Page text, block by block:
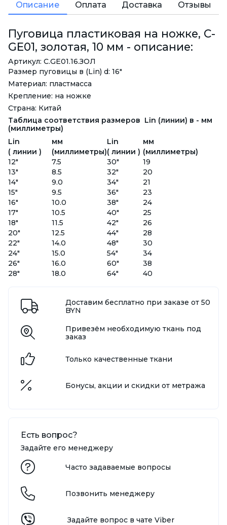
Описание Оплата Доставка Отзывы
Пуговица пластиковая на ножке, C-
GE01, золотая, 10 мм - описание:
Артикул: С.GE01.16.ЗОЛ
Размер пуговицы в (Lin) d: 16"
Материал: пластмасса
Крепление: на ножке
Страна: Китай
Таблица соответствия размеров Lin (линии) в - мм
(миллиметры)
Lin
мм Lin
мм
( линии )
(миллиметры)( линии ) (миллиметры)
12"
7.5 30"
19
13"
8.5 32"
20
14"
9.0 34"
21
15"
9.5 36"
23
16"
10.0 38"
24
17"
10.5 40"
25
18"
11.5 42"
26
20"
12.5 44"
28
22"
14.0 48"
30
24"
15.0 54"
34
26"
16.0 60"
38
28"
18.0 64" 40
Доставим бесплатно при заказе от 50
BYN
Привезём необходимую ткань под
заказ
Только качественные ткани
Бонусы, акции и скидки от метража
Есть вопрос?
Задайте его менеджеру
Часто задаваемые вопросы
Позвонить менеджеру
Задайте вопрос в чате Viber